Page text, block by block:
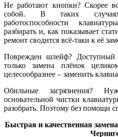
Не работают кнопки? Скорее
собой. В таких случаях
работоспособности
разбирать и, как показывает
ремонт сводится всё-таки к её
Поврежден шлейф? Доступный
только замена плёнок
целесообразнее – заменить
Обильные загрязнения?
основательной чистки
разобрать. Поэтому без помощи
Быстрая и качественная